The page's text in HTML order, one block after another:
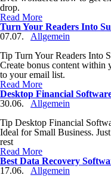
drop.
Read More
Turn Your Readers Into
07.07.
Allgemein
Tip Turn Your Readers Into
Create bonus content within
to your email list.
Read More
Desktop Financial
30.06.
Allgemein
Tip Desktop Financial
Ideal for Small Business.
rest
Read More
Best Data Recovery
17.06.
Allgemein